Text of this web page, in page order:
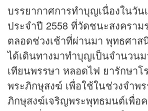
บรรยากาศการทำบุญเนื่องในวัน
ประจำปี 2558 ที่วัดชนะสงคราม
ตลอดช่วงเช้าที่ผ่านมา พุทธศาส
ได้เดินทางมาทำบุญเป็นจำนวน
เทียนพรรษา หลอดไฟ ยารักษาโ
พระภิกษุสงฆ์ เพื่อใช้ในช่วงจำพ
ภิกษุสงฆ์เจริญพระพุทธมนต์เพื่อ